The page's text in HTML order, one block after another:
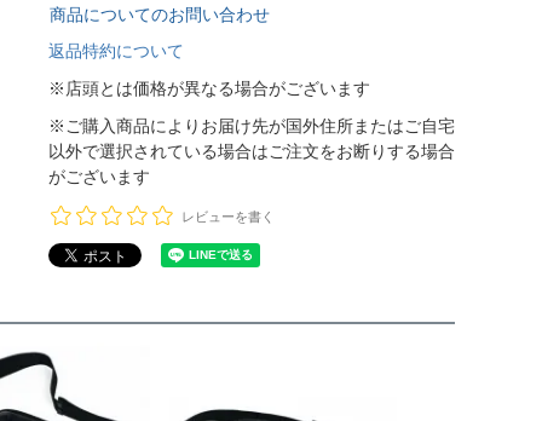
商品についてのお問い合わせ
返品特約について
※店頭とは価格が異なる場合がございます
※ご購入商品によりお届け先が国外住所またはご自宅
以外で選択されている場合はご注文をお断りする場合
がございます
レビューを書く